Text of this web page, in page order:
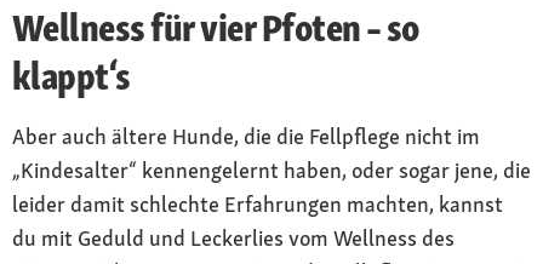
Wellness für vier Pfoten – so
klappt‘s
Aber auch ältere Hunde, die die Fellpflege nicht im
„Kindesalter“ kennengelernt haben, oder sogar jene, die
leider damit schlechte Erfahrungen machten, kannst
du mit Geduld und Leckerlies vom Wellness des